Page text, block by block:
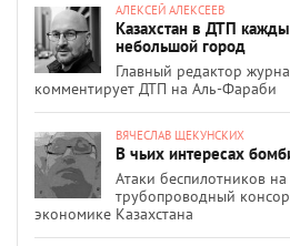
АЛЕКСЕЙ АЛЕКСЕЕВ
Казахстан в ДТП
небольшой город
Главный редактор
комментирует ДТП на Аль-Фараби
ВЯЧЕСЛАВ ЩЕКУНСКИХ
В чьих интересах
Атаки беспилотников
трубопроводный
экономике Казахстана